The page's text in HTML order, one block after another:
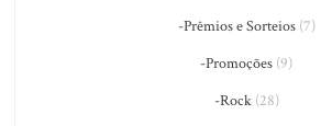
-Prêmios e Sorteios(7)
-Promoções (9)
-Rock(28)